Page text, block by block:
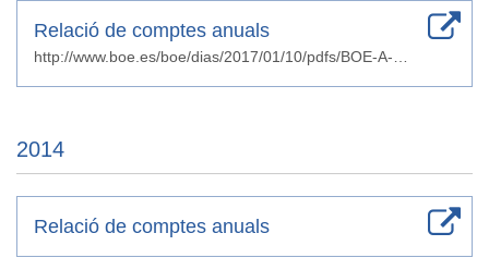
Relació de comptes anuals
http://www.boe.es/boe/dias/2017/01/10/pdfs/BOE-A-2017-298.pdf
2014
Relació de comptes anuals